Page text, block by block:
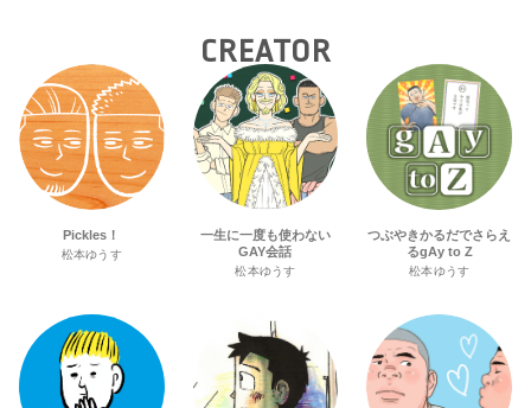
CREATOR
Pickles！
松本ゆうす
一生に一度も使わない
GAY会話
松本ゆうす
つぶやきかるだでさらえ
るgAy to Z
松本ゆうす